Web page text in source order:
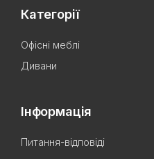
Категорії
Офісні меблі
Дивани
Інформація
Питання-відповіді